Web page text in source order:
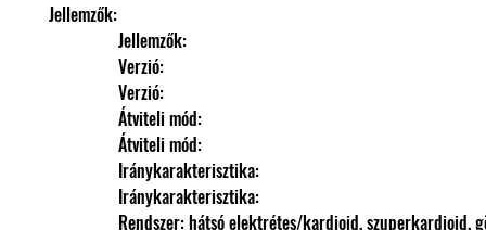
Jellemzők:
                Jellemzők:
                Verzió:
                Verzió:
                Átviteli mód:
                Átviteli mód:
                Iránykarakterisztika:
                Iránykarakterisztika:
Rendszer: hátsó elektrétes/kardioid,